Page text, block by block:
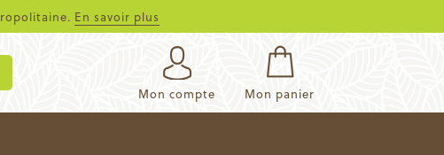
En savoir plus
Mon panier
Mon compte